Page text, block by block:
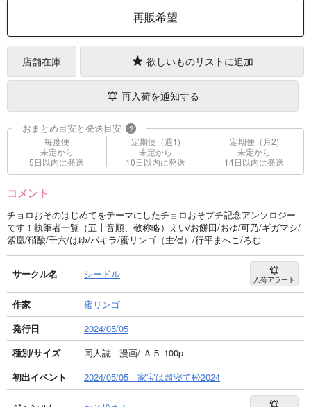
再販希望
店舗在庫 欲しいものリストに追加
再入荷を通知する
おまとめ目安と発送目安 ?
毎度便
未定から
5日以内に発送
定期便（週1)
未定から
10日以内に発送
定期便（月2)
未定から
14日以内に発送
コメント
チョロおそのはじめてをテーマにしたチョロおそプチ記念アンソロジー
です！執筆者一覧（五十音順、敬称略）えい/お餅田/おゆ/可乃/ギガマシ/
紫凰/硝酸/千六/はゆ/パキラ/蜜リンゴ（主催）/行平まへこ/ろむ
サークル名 シードル 入荷アラート
作家
蜜リンゴ
発行日
2024/05/05
種別/サイズ
同人誌 - 漫画/ Ａ５ 100p
初出イベント
2024/05/05 家宝は超寝て松2024